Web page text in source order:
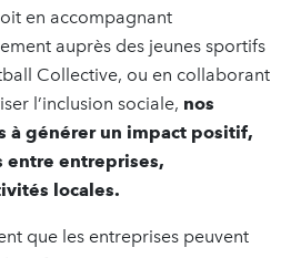
en accompagnant
auprès des jeunes sportifs
Collective, ou en collaborant
l’inclusion sociale, nos
à générer un impact positif,
entre entreprises,
locales.
que les entreprises peuvent